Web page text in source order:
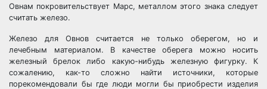
Овнам покровительствует Марс, металлом этого знака следует
считать железо.
Железо для Овнов считается не только оберегом, но и
лечебным материалом. В качестве оберега можно носить
железный брелок либо какую-нибудь железную фигурку. К
сожалению, как-то сложно найти источники, которые
порекомендовали бы где люди могли бы приобрести изделия